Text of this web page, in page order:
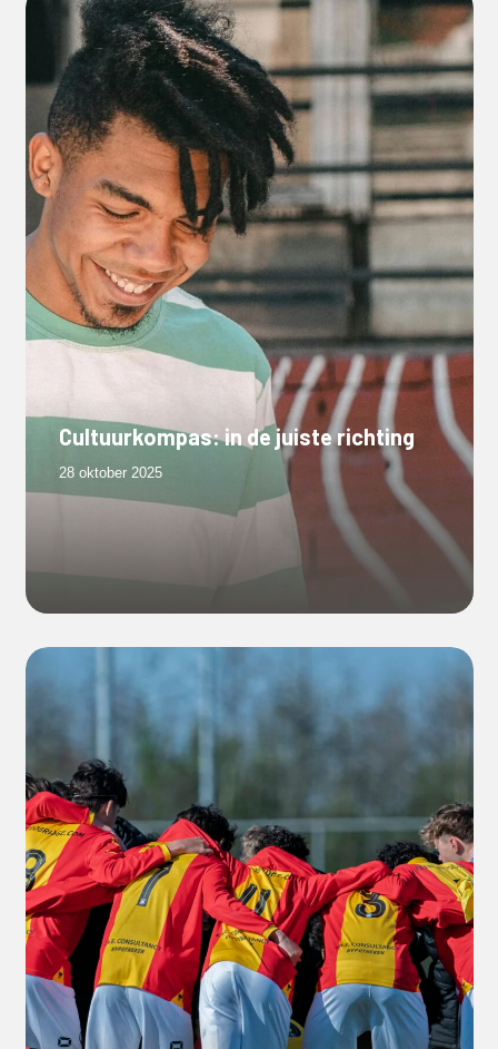
Cultuurkompas: in de juiste richting
28 oktober 2025